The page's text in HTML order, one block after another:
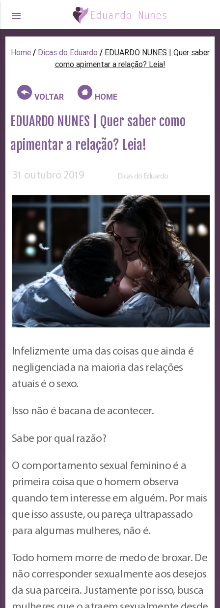
menu
Home / Dicas do Eduardo / EDUARDO NUNES | Quer saber
como apimentar a relação? Leia!
VOLTAR HOME
EDUARDO NUNES | Quer saber como
apimentar a relação? Leia!
31 outubro 2019 Dicas do Eduardo
Infelizmente uma das coisas que ainda é
negligenciada na maioria das relações
atuais é o sexo.
Isso não é bacana de acontecer.
Sabe por qual razão?
O comportamento sexual feminino é a
primeira coisa que o homem observa
quando tem interesse em alguém. Por mais
que isso assuste, ou pareça ultrapassado
para algumas mulheres, não é.
Todo homem morre de medo de broxar. De
não corresponder sexualmente aos desejos
da sua parceira. Justamente por isso, busca